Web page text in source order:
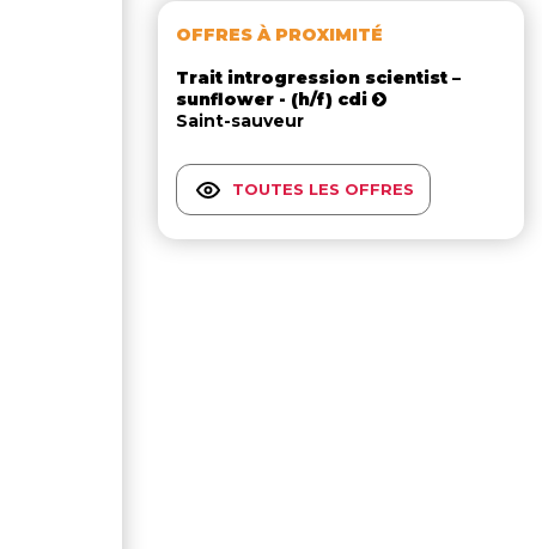
OFFRES À PROXIMITÉ
Trait introgression scientist –
sunflower - (h/f) cdi
Saint-sauveur
TOUTES LES OFFRES